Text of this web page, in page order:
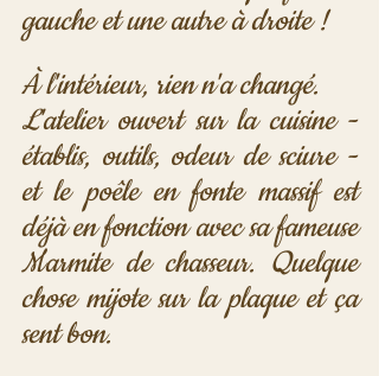
gauche et une autre à droite !
À l'intérieur, rien n'a changé.
L'atelier ouvert sur la cuisine -
établis, outils, odeur de sciure -
et le poêle en fonte massif est
déjà en fonction avec sa fameuse
Marmite de chasseur. Quelque
chose mijote sur la plaque et ça
sent bon.